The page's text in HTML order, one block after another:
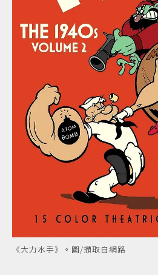
《大力水手》。圖/擷取自網路